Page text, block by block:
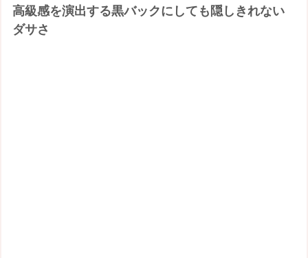
高級感を演出する黒バックにしても隠しきれない
ダサさ